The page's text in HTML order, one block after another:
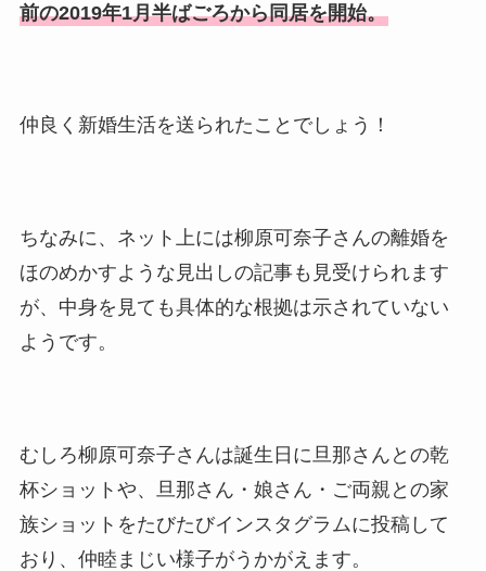
前の2019年1月半ばごろから同居を開始。
仲良く新婚生活を送られたことでしょう！
ちなみに、ネット上には柳原可奈子さんの離婚を
ほのめかすような見出しの記事も見受けられます
が、中身を見ても具体的な根拠は示されていない
ようです。
むしろ柳原可奈子さんは誕生日に旦那さんとの乾
杯ショットや、旦那さん・娘さん・ご両親との家
族ショットをたびたびインスタグラムに投稿して
おり、仲睦まじい様子がうかがえます。